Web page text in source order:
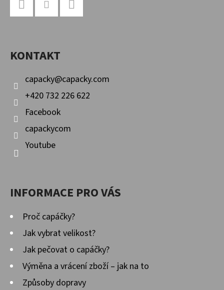
KONTAKT
capacky@capacky.com
+420 732 226 622
Facebook
capackycom
Youtube
INFORMACE PRO VÁS
Proč capáčky?
Jak vybrat velikost?
Jak pečovat o capáčky?
Výměna a vrácení zboží – jak na to
Způsoby dopravy